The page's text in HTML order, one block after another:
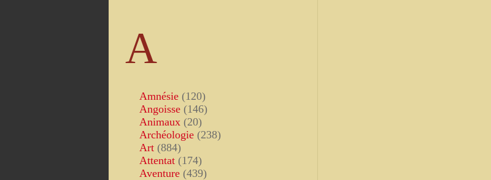
A
Amnésie (120)
Angoisse (146)
Animaux (20)
Archéologie (238)
Art (884)
Attentat (174)
Aventure (439)